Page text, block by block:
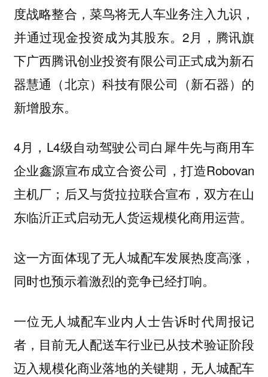
度战略整合，菜鸟将无人车业务注入九识，
并通过现金投资成为其股东。2月，腾讯旗
下广西腾讯创业投资有限公司正式成为新石
器慧通（北京）科技有限公司（新石器）的
新增股东。
4月，L4级自动驾驶公司白犀牛先与商用车
企业鑫源宣布成立合资公司，打造Robovan
主机厂；后又与货拉拉联合宣布，双方在山
东临沂正式启动无人货运规模化商用运营。
这一方面体现了无人城配车发展热度高涨，
同时也预示着激烈的竞争已经打响。
一位无人城配车业内人士告诉时代周报记
者，目前无人配送车行业已从技术验证阶段
迈入‌规模化商业落地‌的关键期，无人城配车